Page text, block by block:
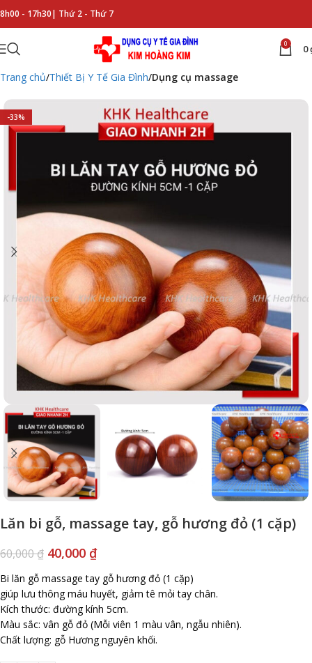
8h00 - 17h30| Thứ 2 - Thứ 7
0 0
Trang chủ Thiết Bị Y Tế Gia Đình Dụng cụ massage
-33%
Lăn bi gỗ, massage tay, gỗ hương đỏ (1 cặp)
60,000₫ 40,000 ₫
Bi lăn gỗ massage tay gỗ hương đỏ (1 cặp)
giúp lưu thông máu huyết, giảm tê mỏi tay chân.
Kích thước: đường kính 5cm.
Màu sắc: vân gỗ đỏ (Mỗi viên 1 màu vân, ngẫu nhiên).
Chất lượng: gỗ Hương nguyên khối.